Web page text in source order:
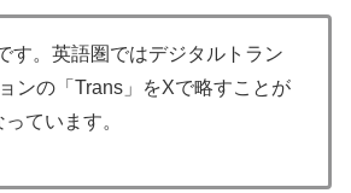
す。英語圏ではデジタルトラン
ンの「Trans」をXで略すことが
ています。